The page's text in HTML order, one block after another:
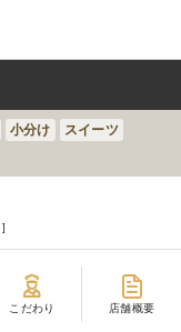
小分け
スイーツ
こだわり 店舗概要